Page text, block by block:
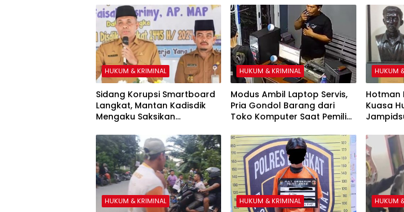
HUKUM & KRIMINAL
Sidang Korupsi Smartboard
Langkat, Mantan Kadisdik
Mengaku Saksikan
kepada Eks Pj Bupati
HUKUM & KRIMINAL
Modus Ambil Laptop Servis,
Pria Gondol Barang dari
Toko Komputer Saat Pemilik
HUKUM
Hotman
Kuasa
HUKUM & KRIMINAL HUKUM & KRIMINAL HUKUM